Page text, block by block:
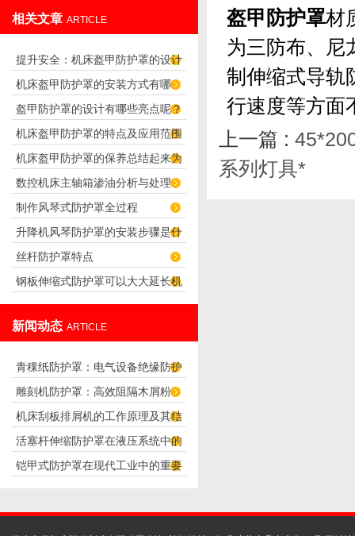
相关文章 ARTICLE
提升安全：机床盔甲防护罩的设计
原理解析
机床盔甲防护罩的安装方式有哪
些？
盔甲防护罩的设计有哪些亮点呢？
机床盔甲防护罩的特点及应用范围
机床盔甲防护罩的保养总结起来为
10个字，到底是什么呢？
数控机床主轴箱渗油分析与处理
制作风琴式防护罩全过程
升降机风琴防护罩的安装步骤是什
么？
丝杆防护罩特点
钢板伸缩式防护罩可以大大延长机
新闻动态 ARTICLE
青稞纸防护罩：电气设备绝缘防护
专用方案
雕刻机防护罩：高效阻隔木屑粉
尘，守护设备精度与安全
机床刮板排屑机的工作原理及其结
构分析
活塞杆伸缩防护罩在液压系统中的
应用
铠甲式防护罩在现代工业中的重要
盔甲防护罩材
为三防布、尼
制伸缩式导轨
行速度等方面
上一篇 :
系列灯具*